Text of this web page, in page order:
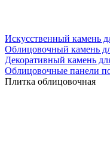
Искусственный камень
Облицовочный камень
Декоративный камень
Облицовочные панели
Плитка облицовочная